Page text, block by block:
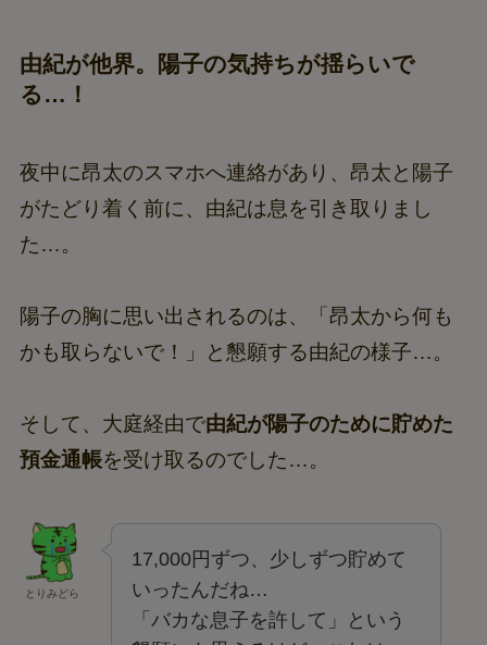
由紀が他界。陽子の気持ちが揺らいで
る…！
夜中に昂太のスマホへ連絡があり、昂太と陽子
がたどり着く前に、由紀は息を引き取りまし
た…。
陽子の胸に思い出されるのは、「昂太から何も
かも取らないで！」と懇願する由紀の様子…。
そして、大庭経由で由紀が陽子のために貯めた
預金通帳を受け取るのでした…。
とりみどら
17,000円ずつ、少しずつ貯めて
いったんだね…
「バカな息子を許して」という